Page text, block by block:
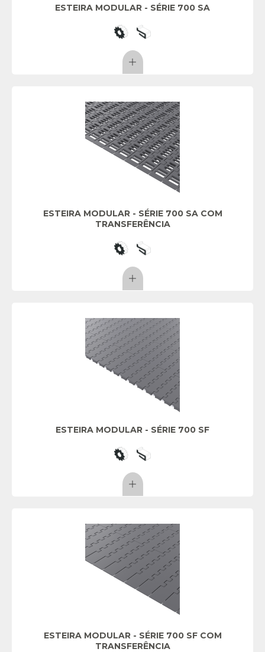
ESTEIRA MODULAR - SÉRIE 700 SA
ESTEIRA MODULAR - SÉRIE 700 SA COM
TRANSFERÊNCIA
ESTEIRA MODULAR - SÉRIE 700 SF
ESTEIRA MODULAR - SÉRIE 700 SF COM
TRANSFERÊNCIA